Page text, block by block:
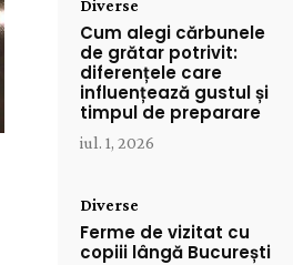
Diverse
Cum alegi cărbunele
de grătar potrivit:
diferențele care
influențează gustul și
timpul de preparare
iul. 1, 2026
Diverse
Ferme de vizitat cu
copiii lângă București